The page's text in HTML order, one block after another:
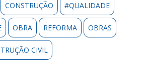
CONSTRUÇÃO #QUALIDADE
OBRA REFORMA OBRAS
CIVIL